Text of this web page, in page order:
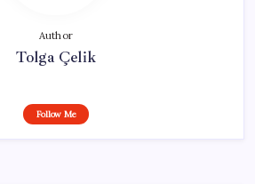
Author
Tolga Çelik
Follow Me